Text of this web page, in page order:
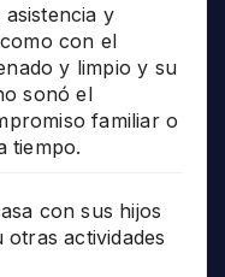
y
con el
y limpio y su
sonó el
familiar o
tiempo.
con sus hijos
actividades